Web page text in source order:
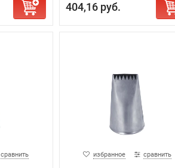
404,16 руб.
сравнить избранное сравнить